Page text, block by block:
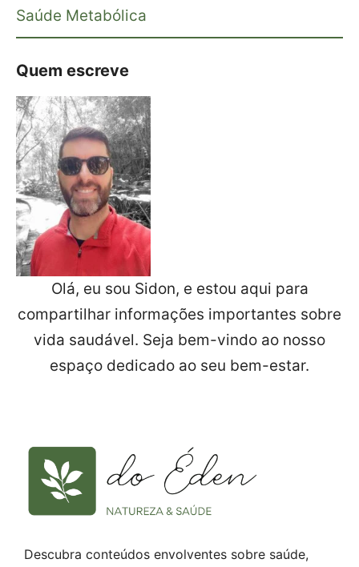
Saúde Metabólica
Quem escreve
Olá, eu sou Sidon, e estou aqui para
compartilhar informações importantes sobre
vida saudável. Seja bem-vindo ao nosso
espaço dedicado ao seu bem-estar.
Descubra conteúdos envolventes sobre saúde,